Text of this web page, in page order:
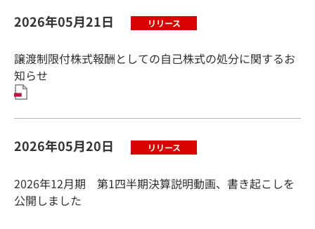
2026年05月21日
譲渡制限付株式報酬としての自己株式の処分に関するお
知らせ
2026年05月20日
2026年12月期 第1四半期決算説明動画、書き起こしを
公開しました